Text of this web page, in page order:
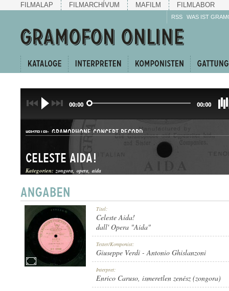
FILMALAP FILMARCHÍVUM MAFILM FILMLABOR
RSS WAS IST
00:00 00:00
ENRICO CARUSO,ISMERETLEN ZENÉSZ (ZONGORA)
HERSTELLER: GRAMOPHONE CONCERT RECORD
PLATTENAUFNAHME: G. C.-52369
Celeste Aida!
Kategorien: zongora opera aida
Titel:
Celeste Aida!
dall' Opera "Aida"
Texter/Komponist:
Giuseppe Verdi -Antonio Ghislanzoni
Interpret:
Enrico Caruso, ismeretlen zenész (zongora)